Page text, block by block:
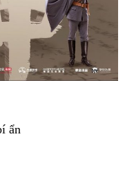
ẩn